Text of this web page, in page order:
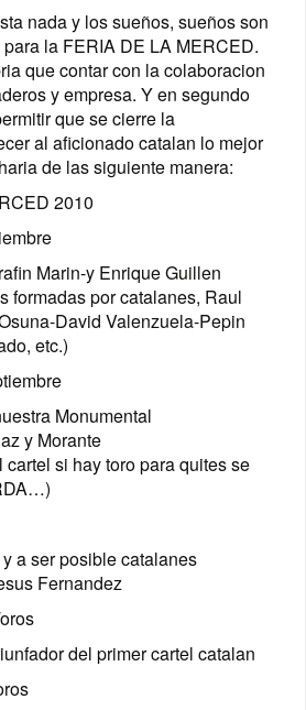
nada y los sueños, sueños son
la FERIA DE LA MERCED.
que contar con la colaboracion
y empresa. Y en segundo
que se cierre la
al aficionado catalan lo mejor
de las siguiente manera:
2010
Marin-y Enrique Guillen
formadas por catalanes, Raul
David Valenzuela-Pepin
etc.)
Monumental
y Morante
cartel si hay toro para quites se
a ser posible catalanes
Fernandez
del primer cartel catalan